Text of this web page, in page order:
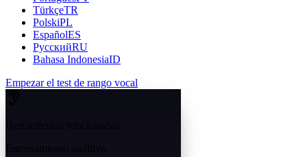
TürkçeTR
PolskiPL
EspañolES
РусскийRU
Bahasa IndonesiaID
Empezar el test de rango vocal
Entrenamiento auditivo